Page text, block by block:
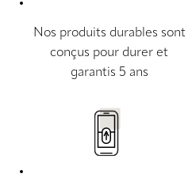
Nos produits durables sont
conçus pour durer et
garantis 5 ans